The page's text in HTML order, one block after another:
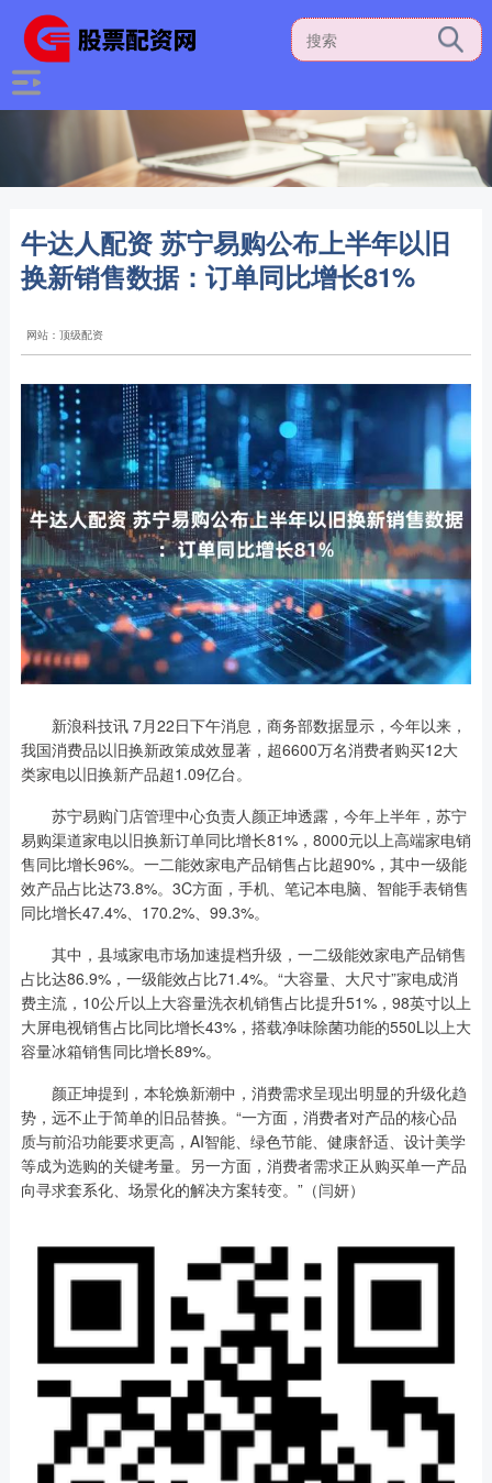
牛达人配资 苏宁易购公布上半年以旧
换新销售数据：订单同比增长81%
网站：顶级配资
新浪科技讯 7月22日下午消息，商务部数据显示，今年以来，
我国消费品以旧换新政策成效显著，超6600万名消费者购买12大
类家电以旧换新产品超1.09亿台。
苏宁易购门店管理中心负责人颜正坤透露，今年上半年，苏宁
易购渠道家电以旧换新订单同比增长81%，8000元以上高端家电销
售同比增长96%。一二能效家电产品销售占比超90%，其中一级能
效产品占比达73.8%。3C方面，手机、笔记本电脑、智能手表销售
同比增长47.4%、170.2%、99.3%。
其中，县域家电市场加速提档升级，一二级能效家电产品销售
占比达86.9%，一级能效占比71.4%。“大容量、大尺寸”家电成消
费主流，10公斤以上大容量洗衣机销售占比提升51%，98英寸以上
大屏电视销售占比同比增长43%，搭载净味除菌功能的550L以上大
容量冰箱销售同比增长89%。
颜正坤提到，本轮焕新潮中，消费需求呈现出明显的升级化趋
势，远不止于简单的旧品替换。“一方面，消费者对产品的核心品
质与前沿功能要求更高，AI智能、绿色节能、健康舒适、设计美学
等成为选购的关键考量。另一方面，消费者需求正从购买单一产品
向寻求套系化、场景化的解决方案转变。”（闫妍）